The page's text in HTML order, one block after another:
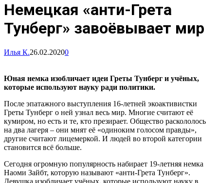
Немецкая «анти-Грета
Тунберг» завоёвывает мир
Илья К.26.02.20200
Юная немка изобличает идеи Греты Тунберг и учёных,
которые используют науку ради политики.
После эпатажного выступления 16-летней экоактивистки
Греты Тунберг о ней узнал весь мир. Многие считают её
кумиром, но есть и те, кто презирает. Общество раскололось
на два лагеря – они мнят её «одиноким голосом правды»,
другие считают лицемеркой. И людей во второй категории
становится всё больше.
Сегодня огромную популярность набирает 19-летняя немка
Наоми Зайбт, которую называют «анти-Грета Тунберг».
Девушка изобличает учёных, которые используют науку в